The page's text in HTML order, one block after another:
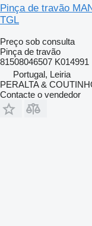
Pinça de travão
TGL
Preço sob consulta
Pinça de travão
81508046507 K014991
Portugal, Leiria
PERALTA &
Contacte o vendedor